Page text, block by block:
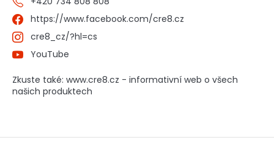
https://www.facebook.com/cre8.cz
cre8_cz/?hl=cs
YouTube
Zkuste také: www.cre8.cz - informativní web o všech
našich produktech